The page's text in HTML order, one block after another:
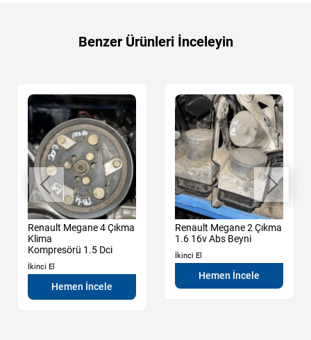
Benzer Ürünleri İnceleyin
Renault Megane 4 Çıkma
Klima
Kompresörü 1.5 Dci
İkinci El
Hemen İncele
Renault Megane 2 Çıkma
1.6 16v Abs Beyni
İkinci El
Hemen İncele